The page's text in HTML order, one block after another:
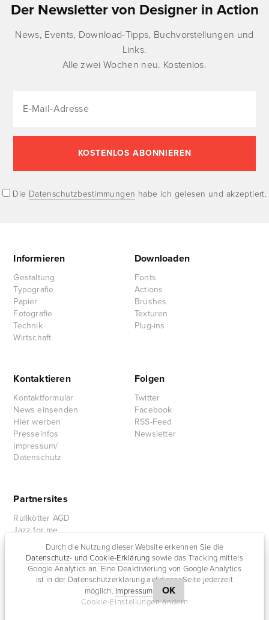
Durch die Nutzung dieser Website erkennen Sie die
Datenschutz- und Cookie-Erklärung sowie das Tracking mittels
Google Analytics an. Eine Deaktivierung von Google Analytics
ist in der Datenschutzerklärung auf dieser Seite jederzeit
möglich. Impressum OK
Cookie-Einstellungen ändern
Der Newsletter von Designer in Action
News, Events, Download-Tipps, Buchvorstellungen und
Links.
Alle zwei Wochen neu. Kostenlos.
Die Datenschutzbestimmungen habe ich gelesen und akzeptiert.
Informieren
Gestaltung
Typografie
Papier
Fotografie
Technik
Wirtschaft
Downloaden
Fonts
Actions
Brushes
Texturen
Plug-ins
Kontaktieren
Kontaktformular
News einsenden
Hier werben
Presseinfos
Impressum/
Datenschutz
Folgen
Twitter
Facebook
RSS-Feed
Newsletter
Partnersites
Rullkötter AGD
Jazz for me